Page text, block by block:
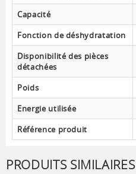
Capacité
Fonction de déshydratation
Disponibilité des pièces
détachées
Poids
Energie utilisée
Référence produit
PRODUITS SIMILAIRES